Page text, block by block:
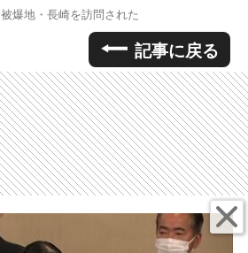
爆地・長崎を訪問された
記事に戻る